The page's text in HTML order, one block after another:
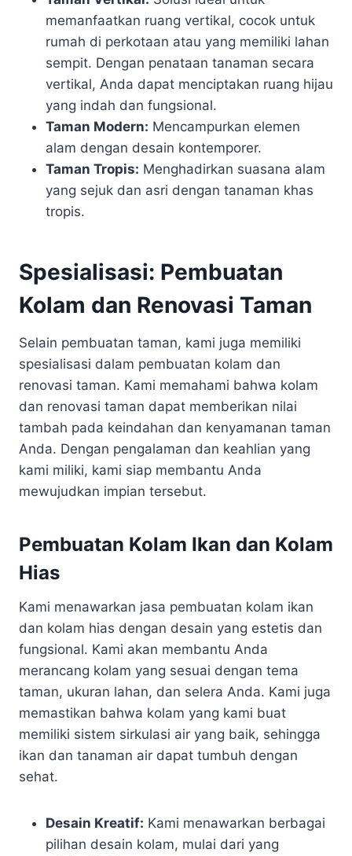
memanfaatkan ruang vertikal, cocok untuk
rumah di perkotaan atau yang memiliki lahan
sempit. Dengan penataan tanaman secara
vertikal, Anda dapat menciptakan ruang hijau
yang indah dan fungsional.
Taman Modern: Mencampurkan elemen
alam dengan desain kontemporer.
Taman Tropis: Menghadirkan suasana alam
yang sejuk dan asri dengan tanaman khas
tropis.
Spesialisasi: Pembuatan
Kolam dan Renovasi Taman
Selain pembuatan taman, kami juga memiliki
spesialisasi dalam pembuatan kolam dan
renovasi taman. Kami memahami bahwa kolam
dan renovasi taman dapat memberikan nilai
tambah pada keindahan dan kenyamanan taman
Anda. Dengan pengalaman dan keahlian yang
kami miliki, kami siap membantu Anda
mewujudkan impian tersebut.
Pembuatan Kolam Ikan dan Kolam
Hias
Kami menawarkan jasa pembuatan kolam ikan
dan kolam hias dengan desain yang estetis dan
fungsional. Kami akan membantu Anda
merancang kolam yang sesuai dengan tema
taman, ukuran lahan, dan selera Anda. Kami juga
memastikan bahwa kolam yang kami buat
memiliki sistem sirkulasi air yang baik, sehingga
ikan dan tanaman air dapat tumbuh dengan
sehat.
Desain Kreatif: Kami menawarkan berbagai
pilihan desain kolam, mulai dari yang